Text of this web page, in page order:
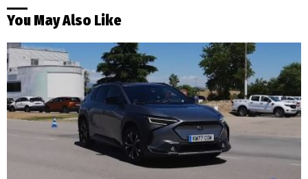
You May Also Like